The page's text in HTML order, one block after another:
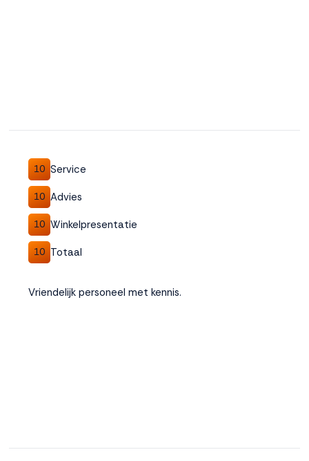
10 Service
10 Advies
10 Winkelpresentatie
10 Totaal
Vriendelijk personeel met kennis.